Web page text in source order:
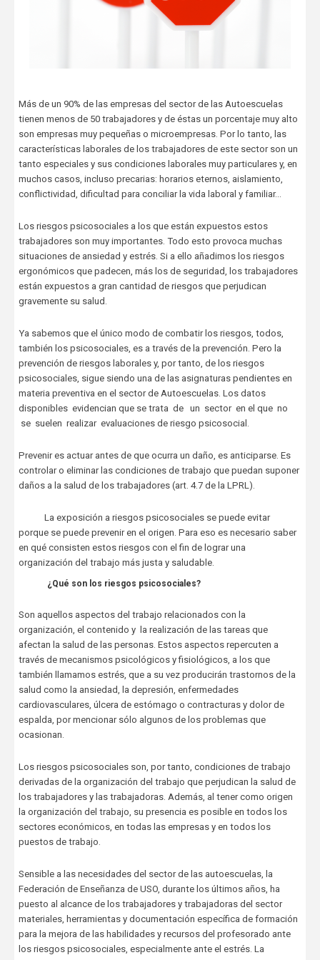
Más de un 90% de las empresas del sector de las Autoescuelas
tienen menos de 50 trabajadores y de éstas un porcentaje muy alto
son empresas muy pequeñas o microempresas. Por lo tanto, las
características laborales de los trabajadores de este sector son un
tanto especiales y sus condiciones laborales muy particulares y, en
muchos casos, incluso precarias: horarios eternos, aislamiento,
conflictividad, dificultad para conciliar la vida laboral y familiar…
Los riesgos psicosociales a los que están expuestos estos
trabajadores son muy importantes. Todo esto provoca muchas
situaciones de ansiedad y estrés. Si a ello añadimos los riesgos
ergonómicos que padecen, más los de seguridad, los trabajadores
están expuestos a gran cantidad de riesgos que perjudican
gravemente su salud.
Ya sabemos que el único modo de combatir los riesgos, todos,
también los psicosociales, es a través de la prevención. Pero la
prevención de riesgos laborales y, por tanto, de los riesgos
psicosociales, sigue siendo una de las asignaturas pendientes en
materia preventiva en el sector de Autoescuelas. Los datos
disponibles evidencian que se trata de un sector en el que no
se suelen realizar evaluaciones de riesgo psicosocial.
Prevenir es actuar antes de que ocurra un daño, es anticiparse. Es
controlar o eliminar las condiciones de trabajo que puedan suponer
daños a la salud de los trabajadores (art. 4.7 de la LPRL).
La exposición a riesgos psicosociales se puede evitar
porque se puede prevenir en el origen. Para eso es necesario saber
en qué consisten estos riesgos con el fin de lograr una
organización del trabajo más justa y saludable.
¿Qué son los riesgos psicosociales?
Son aquellos aspectos del trabajo relacionados con la
organización, el contenido y la realización de las tareas que
afectan la salud de las personas. Estos aspectos repercuten a
través de mecanismos psicológicos y fisiológicos, a los que
también llamamos estrés, que a su vez producirán trastornos de la
salud como la ansiedad, la depresión, enfermedades
cardiovasculares, úlcera de estómago o contracturas y dolor de
espalda, por mencionar sólo algunos de los problemas que
ocasionan.
Los riesgos psicosociales son, por tanto, condiciones de trabajo
derivadas de la organización del trabajo que perjudican la salud de
los trabajadores y las trabajadoras. Además, al tener como origen
la organización del trabajo, su presencia es posible en todos los
sectores económicos, en todas las empresas y en todos los
puestos de trabajo.
Sensible a las necesidades del sector de las autoescuelas, la
Federación de Enseñanza de USO, durante los últimos años, ha
puesto al alcance de los trabajadores y trabajadoras del sector
materiales, herramientas y documentación específica de formación
para la mejora de las habilidades y recursos del profesorado ante
los riesgos psicosociales, especialmente ante el estrés. La